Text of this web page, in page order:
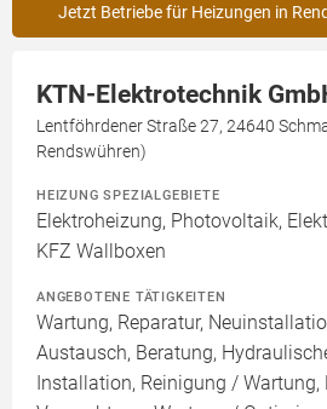
Jetzt Betriebe für Heizungen in
KTN-Elektrotechnik
Lentföhrdener Straße 27, 24640
Rendswühren)
HEIZUNG SPEZIALGEBIETE
Elektroheizung, Photovoltaik,
KFZ Wallboxen
ANGEBOTENE TÄTIGKEITEN
Wartung, Reparatur,
Austausch, Beratung,
Installation, Reinigung / Wartung,